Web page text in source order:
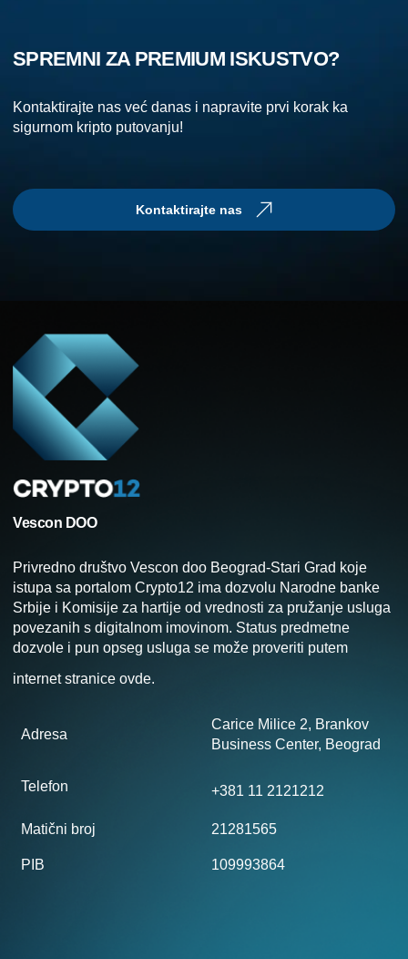
SPREMNI ZA PREMIUM ISKUSTVO?
Kontaktirajte nas već danas i napravite prvi korak ka
sigurnom kripto putovanju!
Kontaktirajte nas
Vescon DOO
Privredno društvo Vescon doo Beograd-Stari Grad koje
istupa sa portalom Crypto12 ima dozvolu Narodne banke
Srbije i Komisije za hartije od vrednosti za pružanje usluga
povezanih s digitalnom imovinom. Status predmetne
dozvole i pun opseg usluga se može proveriti putem
internet stranice ovde.
Adresa
Carice Milice 2, Brankov
Business Center, Beograd
Telefon +381 11 2121212
Matični broj 21281565
PIB 109993864